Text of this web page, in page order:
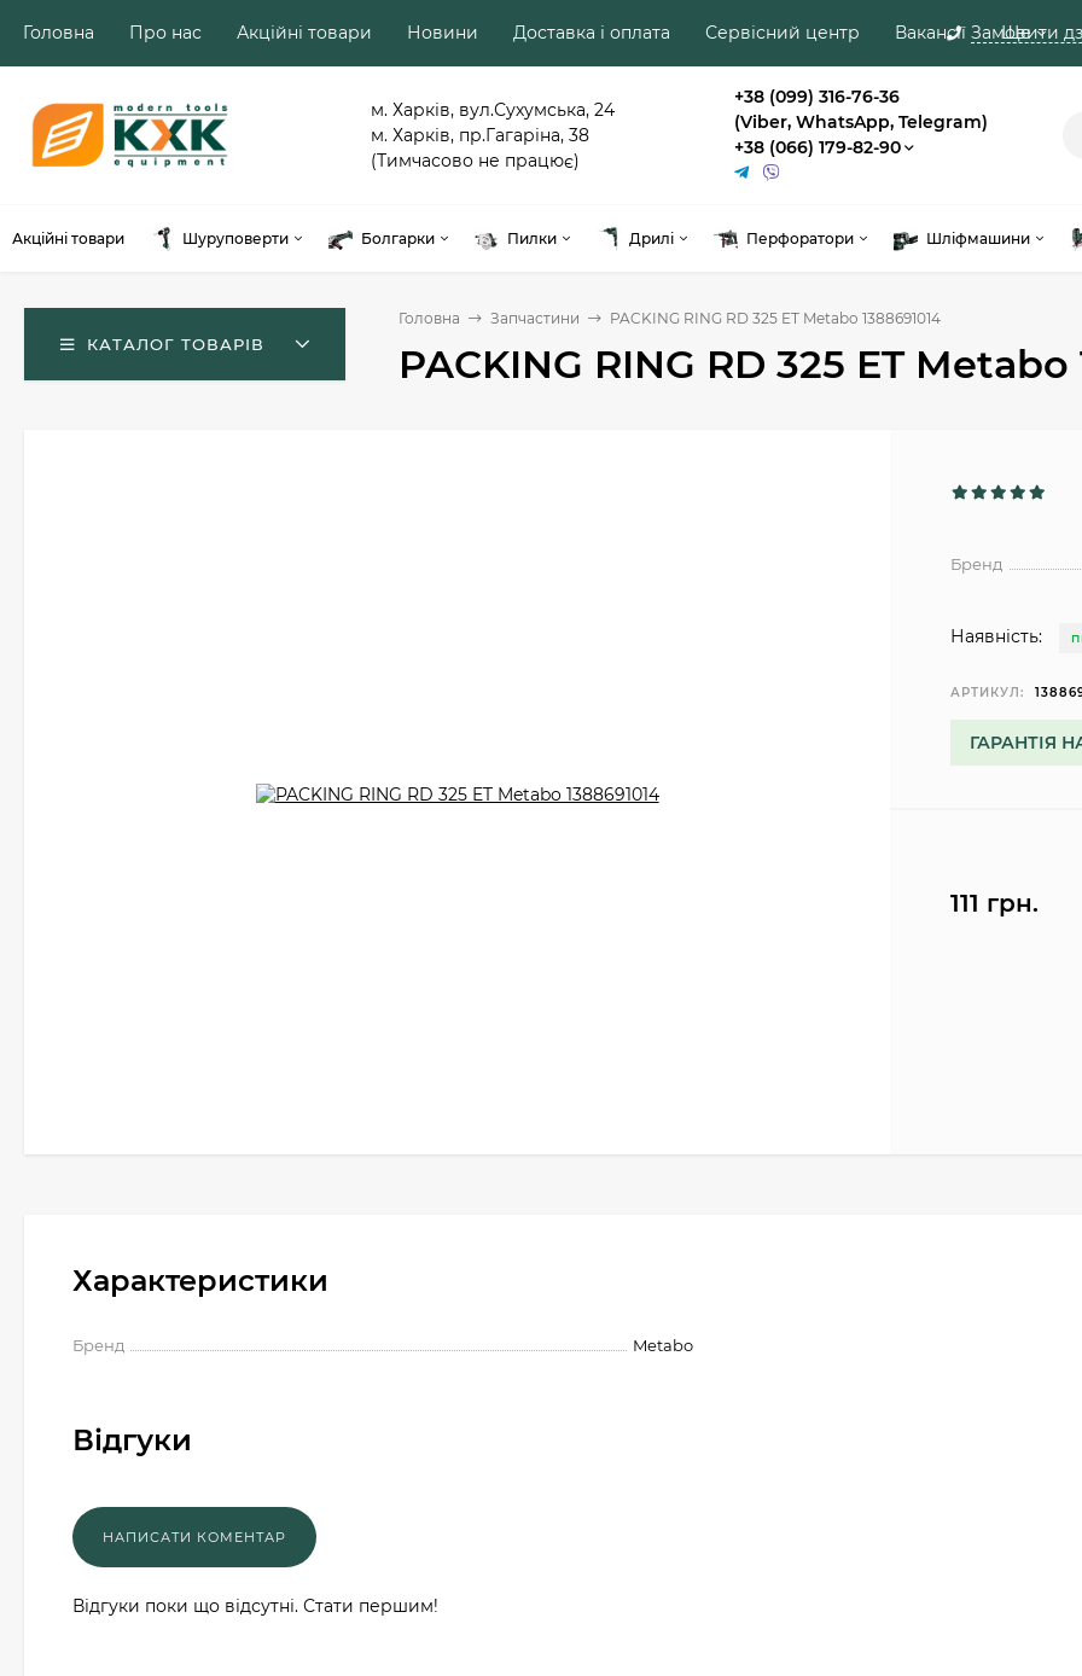
Замовити
Головна Про нас Акційні товари Новини Доставка і оплата Сервісний центр Вакансії Ще
м. Харків, вул.Сухумська, 24
м. Харків, пр.Гагаріна, 38
(Тимчасово не працює)
+38 (099) 316-76-36
(Viber, WhatsApp, Telegram)
+38 (066) 179-82-90
Акційні товари Шуруповерти Болгарки Пилки Дрилі Перфоратори Шліфмашини
КАТАЛОГ ТОВАРІВ
Головна Запчастини PACKING RING RD 325 ET Metabo 1388691014
PACKING RING RD 325 ET Metabo
Бренд
Наявність:
АРТИКУЛ:
ГАРАНТІЯ
111 грн.
Характеристики
Бренд Metabo
Відгуки
Відгуки поки що відсутні. Стати першим!